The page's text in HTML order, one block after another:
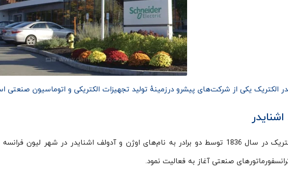
الکتریک یکی از شرکت‌های پیشرو درزمینهٔ تولید تجهیزات الکتریکی و اتوماسیون صنعتی
شرکت اشنایدر الکتریک در سال 1836 توسط دو برادر به نام‌های اوژن و آدولف اشنایدر در
صنعتی آغاز به فعالیت نمود.